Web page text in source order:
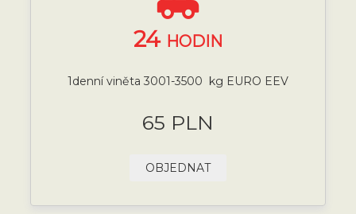
24 HODIN
1denní viněta 3001-3500 kg EURO EEV
65 PLN
OBJEDNAT